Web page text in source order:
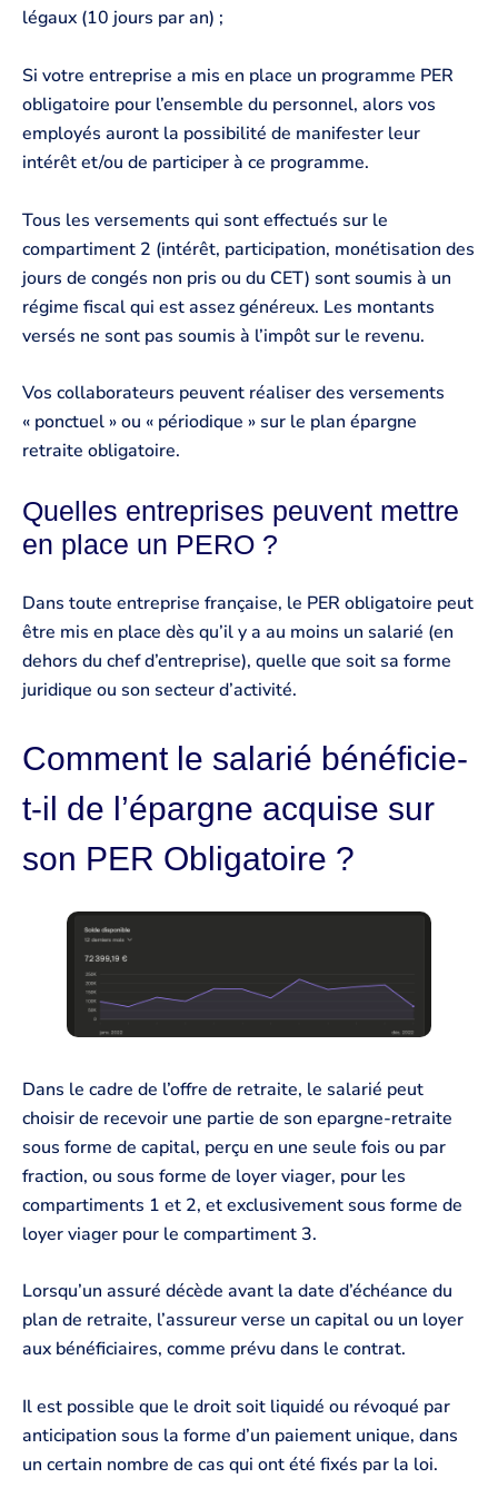
légaux (10 jours par an) ;
Si votre entreprise a mis en place un programme PER
obligatoire pour l’ensemble du personnel, alors vos
employés auront la possibilité de manifester leur
intérêt et/ou de participer à ce programme.
Tous les versements qui sont effectués sur le
compartiment 2 (intérêt, participation, monétisation des
jours de congés non pris ou du CET) sont soumis à un
régime fiscal qui est assez généreux. Les montants
versés ne sont pas soumis à l’impôt sur le revenu.
Vos collaborateurs peuvent réaliser des versements
« ponctuel » ou « périodique » sur le plan épargne
retraite obligatoire.
Quelles entreprises peuvent mettre
en place un PERO ?
Dans toute entreprise française, le PER obligatoire peut
être mis en place dès qu’il y a au moins un salarié (en
dehors du chef d’entreprise), quelle que soit sa forme
juridique ou son secteur d’activité.
Comment le salarié bénéficie-
t-il de l’épargne acquise sur
son PER Obligatoire ?
Dans le cadre de l’offre de retraite, le salarié peut
choisir de recevoir une partie de son epargne-retraite
sous forme de capital, perçu en une seule fois ou par
fraction, ou sous forme de loyer viager, pour les
compartiments 1 et 2, et exclusivement sous forme de
loyer viager pour le compartiment 3.
Lorsqu’un assuré décède avant la date d’échéance du
plan de retraite, l’assureur verse un capital ou un loyer
aux bénéficiaires, comme prévu dans le contrat.
Il est possible que le droit soit liquidé ou révoqué par
anticipation sous la forme d’un paiement unique, dans
un certain nombre de cas qui ont été fixés par la loi.